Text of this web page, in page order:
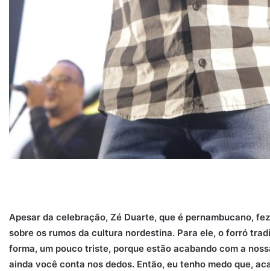
Apesar da celebração, Zé Duarte, que é pernambucano,
sobre os rumos da cultura nordestina. Para ele, o forró
forma, um pouco triste, porque estão acabando com a
ainda você conta nos dedos. Então, eu tenho medo que,